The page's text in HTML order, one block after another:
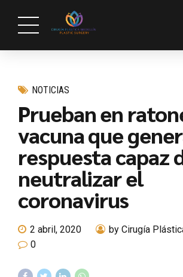
NOTICIAS
Prueban en
vacuna que
respuesta capaz
neutralizar el
coronavirus
2 abril, 2020
by Cirugía
0